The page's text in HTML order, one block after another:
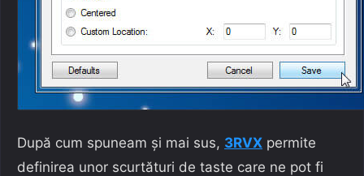
După cum spuneam și mai sus, 3RVX permite
definirea unor scurtături de taste care ne pot fi